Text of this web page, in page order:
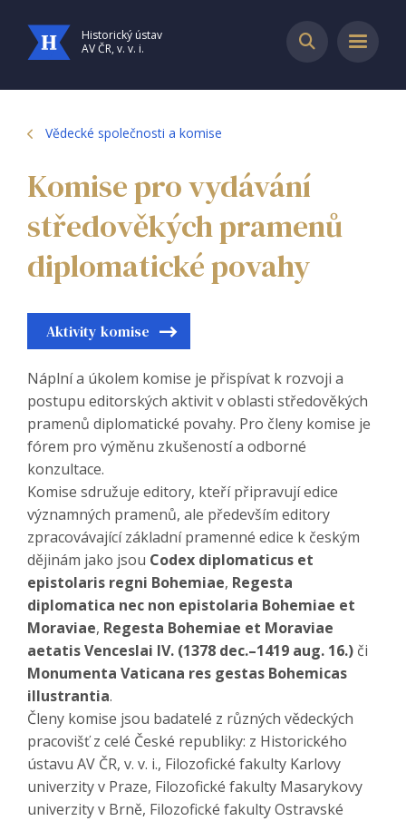
Historický ústav
AV ČR, v. v. i.
Vědecké společnosti a komise
Komise pro vydávání
středověkých pramenů
diplomatické povahy
Aktivity komise
Náplní a úkolem komise je přispívat k rozvoji a
postupu editorských aktivit v oblasti středověkých
pramenů diplomatické povahy. Pro členy komise je
fórem pro výměnu zkušeností a odborné
konzultace.
Komise sdružuje editory, kteří připravují edice
významných pramenů, ale především editory
zpracovávající základní pramenné edice k českým
dějinám jako jsou Codex diplomaticus et
epistolaris regni Bohemiae, Regesta
diplomatica nec non epistolaria Bohemiae et
Moraviae, Regesta Bohemiae et Moraviae
aetatis Venceslai IV. (1378 dec.–1419 aug. 16.) či
Monumenta Vaticana res gestas Bohemicas
illustrantia.
Členy komise jsou badatelé z různých vědeckých
pracovišť z celé České republiky: z Historického
ústavu AV ČR, v. v. i., Filozofické fakulty Karlovy
univerzity v Praze, Filozofické fakulty Masarykovy
univerzity v Brně, Filozofické fakulty Ostravské